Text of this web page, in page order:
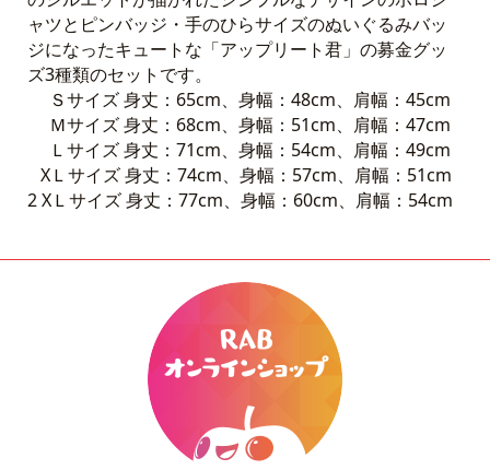
ャツとピンバッジ・手のひらサイズのぬいぐるみバッ
ジになったキュートな「アップリート君」の募金グッ
ズ3種類のセットです。
Ｓサイズ 身丈：65cm、身幅：48cm、肩幅：45cm
Ｍサイズ 身丈：68cm、身幅：51cm、肩幅：47cm
Ｌサイズ 身丈：71cm、身幅：54cm、肩幅：49cm
XＬサイズ 身丈：74cm、身幅：57cm、肩幅：51cm
2 XＬサイズ 身丈：77cm、身幅：60cm、肩幅：54cm